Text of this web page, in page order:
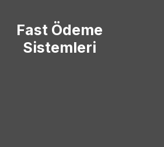
Fast Ödeme
Sistemleri